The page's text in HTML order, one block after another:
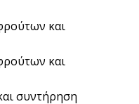
και
και
συντήρηση